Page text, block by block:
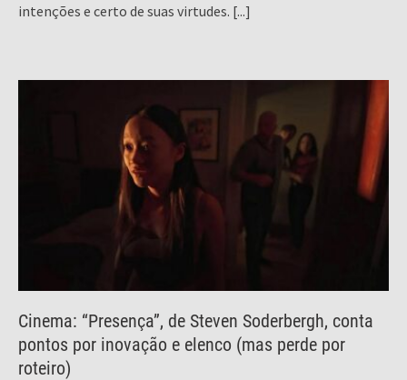
intenções e certo de suas virtudes. [...]
Cinema: “Presença”, de Steven Soderbergh, conta
pontos por inovação e elenco (mas perde por
roteiro)